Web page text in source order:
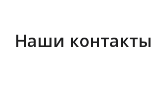
Наши контакты